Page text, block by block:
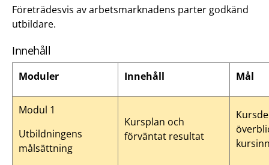
Företrädesvis av arbetsmarknadens parter godkänd
utbildare.
Innehåll
Moduler Innehåll Mål
Modul 1
Utbildningens
målsättning
Kursplan och
förväntat resultat